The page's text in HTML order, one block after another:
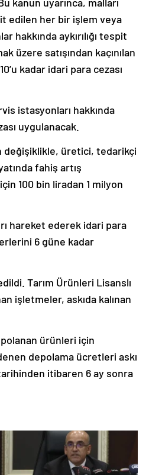
edilen her bir işlem veya
hakkında aykırılığı tespit
üzere satışından kaçınılan
kadar idari para cezası
istasyonları hakkında
uygulanacak.
değişiklikle, üretici, tedarikçi
fahiş artış
100 bin liradan 1 milyon
hareket ederek idari para
6 güne kadar
Tarım Ürünleri Lisanslı
işletmeler, askıda kalınan
ürünleri için
depolama ücretleri askı
itibaren 6 ay sonra